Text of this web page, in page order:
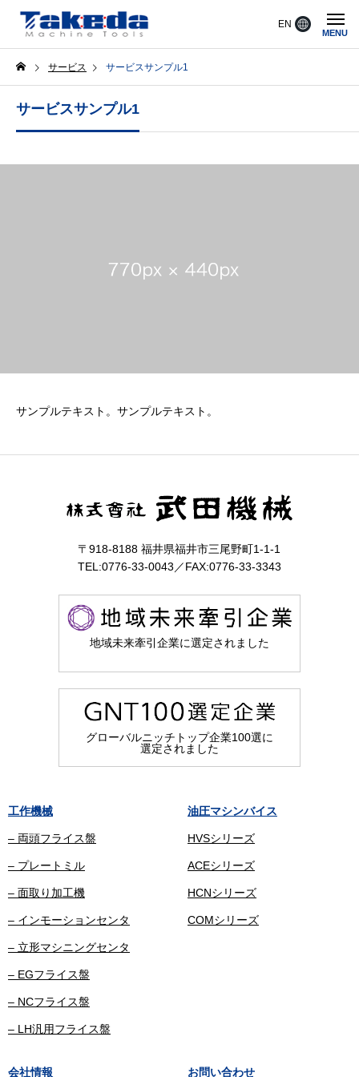
EN
MENU
サービス サービスサンプル1
サービスサンプル1
サンプルテキスト。サンプルテキスト。
〒918-8188 福井県福井市三尾野町1-1-1
TEL:0776-33-0043／FAX:0776-33-3343
地域未来牽引企業に選定されました
グローバルニッチトップ企業100選に
選定されました
工作機械
– 両頭フライス盤
– プレートミル
– 面取り加工機
– インモーションセンタ
– 立形マシニングセンタ
– EGフライス盤
– NCフライス盤
– LH汎用フライス盤
油圧マシンバイス
HVSシリーズ
ACEシリーズ
HCNシリーズ
COMシリーズ
会社情報 お問い合わせ